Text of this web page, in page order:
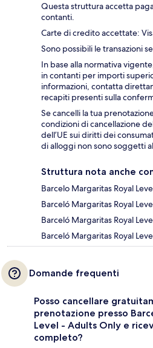
Questa struttura accetta
contanti.
Carte di credito accettate:
Sono possibili le transazioni
In base alla normativa
in contanti per importi
informazioni, contatta
recapiti presenti sulla
Se cancelli la tua
condizioni di cancellazione
dell’UE sui diritti dei
di alloggi non sono soggetti
Struttura nota anche
Barcelo Margaritas Royal
Barceló Margaritas Royal
Barceló Margaritas Royal
Barceló Margaritas Royal
Domande frequenti
Posso cancellare
prenotazione presso
Level - Adults Only e
completo?